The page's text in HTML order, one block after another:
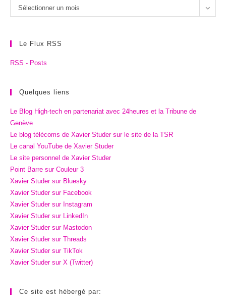
Les
archives
Sélectionner un mois
Le Flux RSS
RSS - Posts
Quelques liens
Le Blog High-tech en partenariat avec 24heures et la Tribune de
Genève
Le blog télécoms de Xavier Studer sur le site de la TSR
Le canal YouTube de Xavier Studer
Le site personnel de Xavier Studer
Point Barre sur Couleur 3
Xavier Studer sur Bluesky
Xavier Studer sur Facebook
Xavier Studer sur Instagram
Xavier Studer sur LinkedIn
Xavier Studer sur Mastodon
Xavier Studer sur Threads
Xavier Studer sur TikTok
Xavier Studer sur X (Twitter)
Ce site est hébergé par: